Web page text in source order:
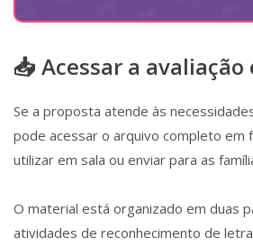
📥 Acessar a avaliação
Se a proposta atende às
pode acessar o arquivo completo em
utilizar em sala ou enviar para as
O material está organizado em duas
atividades de reconhecimento de